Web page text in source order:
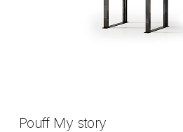
Pouff My story